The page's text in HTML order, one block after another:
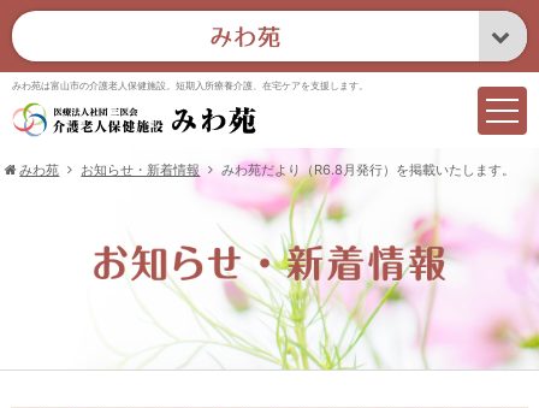
みわ苑は富山市の介護老人保健施設。短期入所療養介護、在宅ケアを支援します。
みわ苑 お知らせ・新着情報 みわ苑だより（R6.8月発行）を掲載いたします。